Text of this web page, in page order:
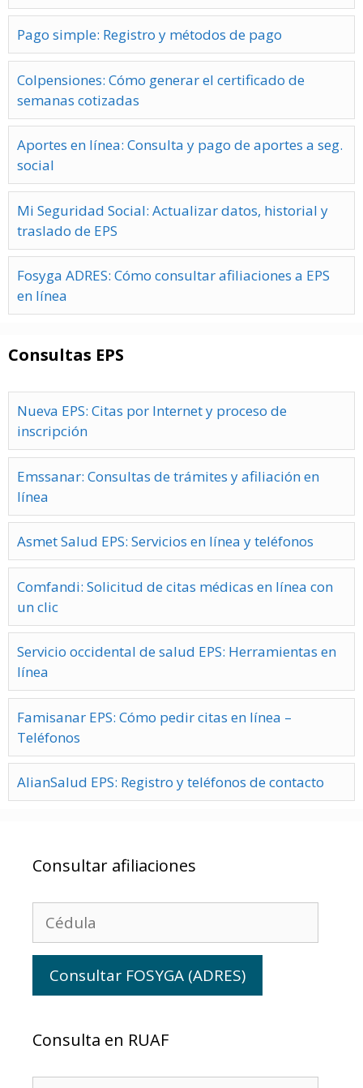
Pago simple: Registro y métodos de pago
Colpensiones: Cómo generar el certificado de
semanas cotizadas
Aportes en línea: Consulta y pago de aportes a seg.
social
Mi Seguridad Social: Actualizar datos, historial y
traslado de EPS
Fosyga ADRES: Cómo consultar afiliaciones a EPS
en línea
Consultas EPS
Nueva EPS: Citas por Internet y proceso de
inscripción
Emssanar: Consultas de trámites y afiliación en
línea
Asmet Salud EPS: Servicios en línea y teléfonos
Comfandi: Solicitud de citas médicas en línea con
un clic
Servicio occidental de salud EPS: Herramientas en
línea
Famisanar EPS: Cómo pedir citas en línea –
Teléfonos
AlianSalud EPS: Registro y teléfonos de contacto
Consultar afiliaciones
Consulta en RUAF